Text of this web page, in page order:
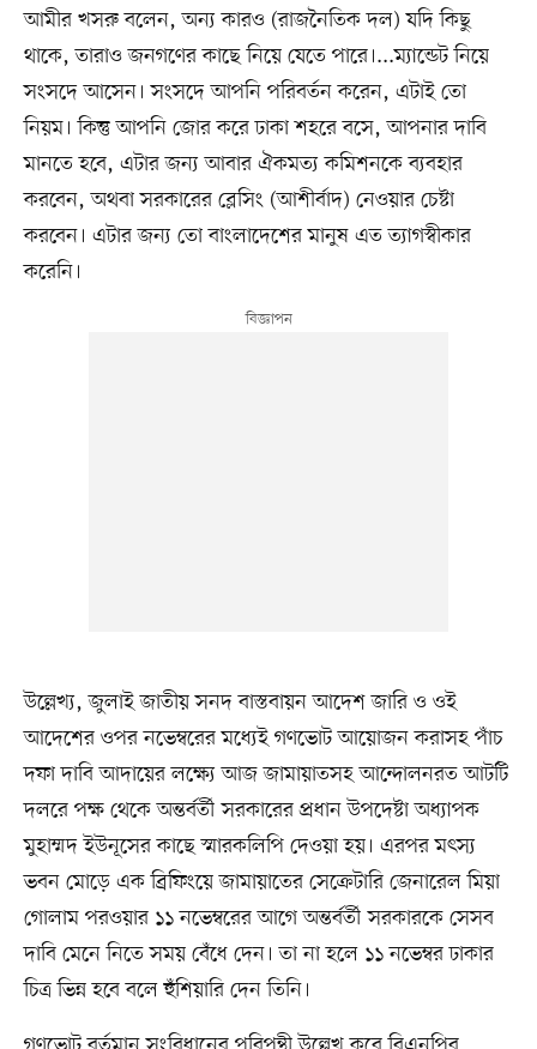
আমীর খসরু বলেন, অন্য কারও (রাজনৈতিক দল) যদি কিছু
থাকে, তারাও জনগণের কাছে নিয়ে যেতে পারে।...ম্যান্ডেট নিয়ে
সংসদে আসেন। সংসদে আপনি পরিবর্তন করেন, এটাই তো
নিয়ম। কিন্তু আপনি জোর করে ঢাকা শহরে বসে, আপনার দাবি
মানতে হবে, এটার জন্য আবার ঐকমত্য কমিশনকে ব্যবহার
করবেন, অথবা সরকারের ব্লেসিং (আশীর্বাদ) নেওয়ার চেষ্টা
করবেন। এটার জন্য তো বাংলাদেশের মানুষ এত ত্যাগস্বীকার
করেনি।
উল্লেখ্য, জুলাই জাতীয় সনদ বাস্তবায়ন আদেশ জারি ও ওই
আদেশের ওপর নভেম্বরের মধ্যেই গণভোট আয়োজন করাসহ পাঁচ
দফা দাবি আদায়ের লক্ষ্যে আজ জামায়াতসহ আন্দোলনরত আটটি
দলরে পক্ষ থেকে অন্তর্বর্তী সরকারের প্রধান উপদেষ্টা অধ্যাপক
মুহাম্মদ ইউনূসের কাছে স্মারকলিপি দেওয়া হয়। এরপর মৎস্য
ভবন মোড়ে এক ব্রিফিংয়ে জামায়াতের সেক্রেটারি জেনারেল মিয়া
গোলাম পরওয়ার ১১ নভেম্বরের আগে অন্তর্বর্তী সরকারকে সেসব
দাবি মেনে নিতে সময় বেঁধে দেন। তা না হলে ১১ নভেম্বর ঢাকার
চিত্র ভিন্ন হবে বলে হুঁশিয়ারি দেন তিনি।